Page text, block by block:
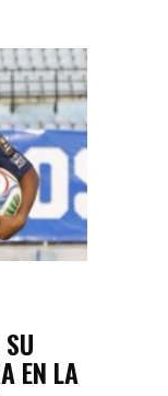
EN LA